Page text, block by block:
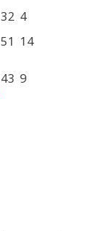
32 4
51 14
43 9